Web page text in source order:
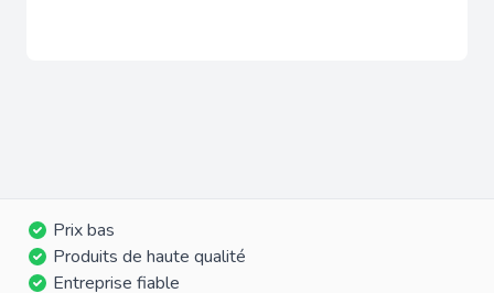
Prix bas
Produits de haute qualité
Entreprise fiable